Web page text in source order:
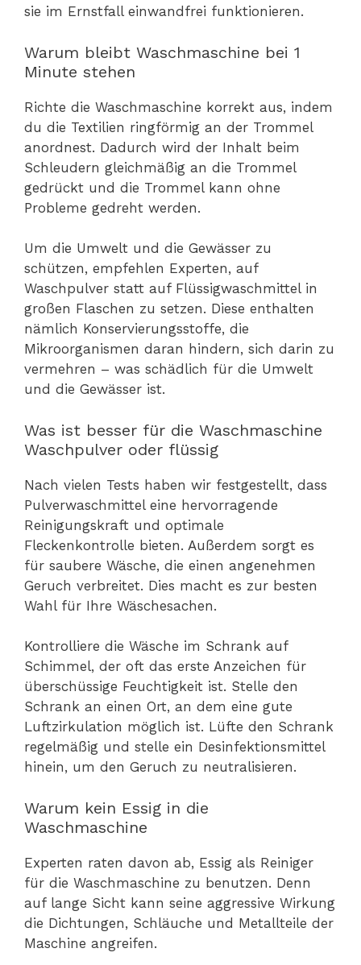
sie im Ernstfall einwandfrei funktionieren.
Warum bleibt Waschmaschine bei 1
Minute stehen
Richte die Waschmaschine korrekt aus, indem
du die Textilien ringförmig an der Trommel
anordnest. Dadurch wird der Inhalt beim
Schleudern gleichmäßig an die Trommel
gedrückt und die Trommel kann ohne
Probleme gedreht werden.
Um die Umwelt und die Gewässer zu
schützen, empfehlen Experten, auf
Waschpulver statt auf Flüssigwaschmittel in
großen Flaschen zu setzen. Diese enthalten
nämlich Konservierungsstoffe, die
Mikroorganismen daran hindern, sich darin zu
vermehren – was schädlich für die Umwelt
und die Gewässer ist.
Was ist besser für die Waschmaschine
Waschpulver oder flüssig
Nach vielen Tests haben wir festgestellt, dass
Pulverwaschmittel eine hervorragende
Reinigungskraft und optimale
Fleckenkontrolle bieten. Außerdem sorgt es
für saubere Wäsche, die einen angenehmen
Geruch verbreitet. Dies macht es zur besten
Wahl für Ihre Wäschesachen.
Kontrolliere die Wäsche im Schrank auf
Schimmel, der oft das erste Anzeichen für
überschüssige Feuchtigkeit ist. Stelle den
Schrank an einen Ort, an dem eine gute
Luftzirkulation möglich ist. Lüfte den Schrank
regelmäßig und stelle ein Desinfektionsmittel
hinein, um den Geruch zu neutralisieren.
Warum kein Essig in die
Waschmaschine
Experten raten davon ab, Essig als Reiniger
für die Waschmaschine zu benutzen. Denn
auf lange Sicht kann seine aggressive Wirkung
die Dichtungen, Schläuche und Metallteile der
Maschine angreifen.